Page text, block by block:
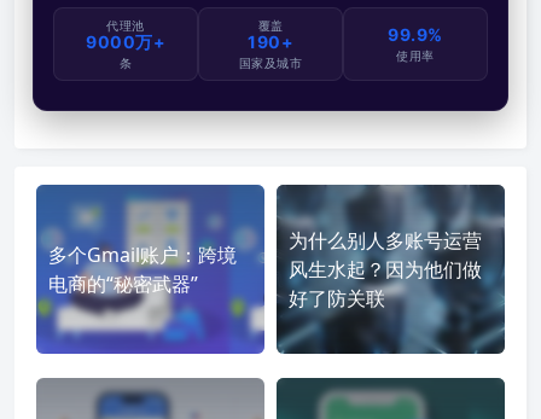
代理池
9000万+
条
覆盖
190+
国家及城市
99.9%
使用率
多个Gmail账户：跨境
电商的“秘密武器”
为什么别人多账号运营
风生水起？因为他们做
好了防关联